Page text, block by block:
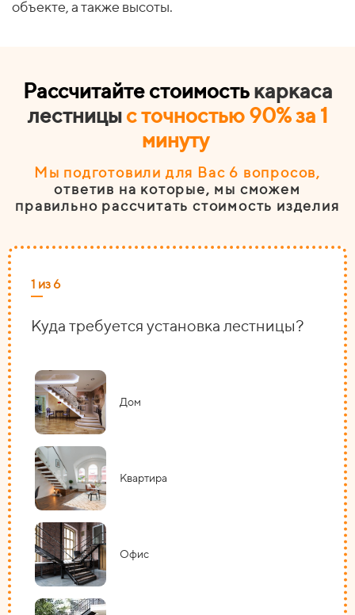
объекте, а также высоты.
Рассчитайте стоимостькаркаса
лестницыс точностью 90% за 1
минуту
Мы подготовили для Вас 6 вопросов,
ответив на которые, мы сможем
правильно рассчитать стоимость изделия
1 из 6
Куда требуется установка лестницы?
Дом
Квартира
Офис
2